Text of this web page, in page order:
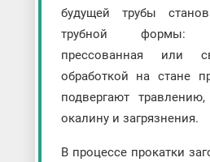
будущей трубы
трубной формы:
прессованная или
обработкой на стане
подвергают
окалину и загрязнения.
В процессе прокатки